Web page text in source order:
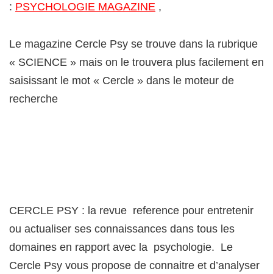
: PSYCHOLOGIE MAGAZINE ,
Le magazine Cercle Psy se trouve dans la rubrique
« SCIENCE » mais on le trouvera plus facilement en
saisissant le mot « Cercle » dans le moteur de
recherche
CERCLE PSY : la revue reference pour entretenir
ou actualiser ses connaissances dans tous les
domaines en rapport avec la psychologie. Le
Cercle Psy vous propose de connaitre et d’analyser